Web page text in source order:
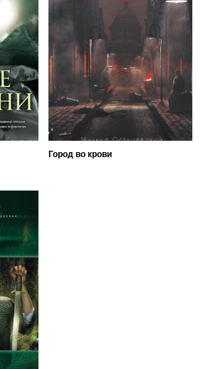
Город во крови